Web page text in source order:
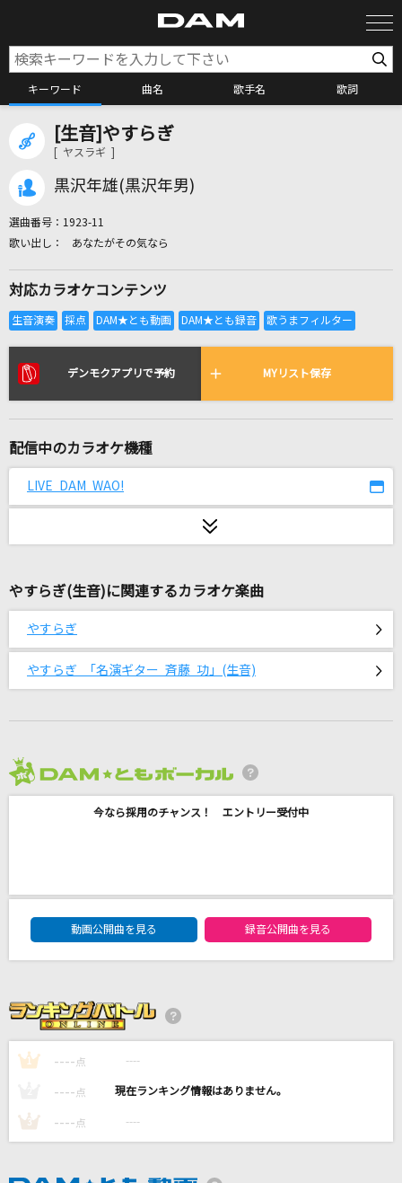
キーワード 曲名 歌手名 歌詞
カラオケ検索
カラオケ店舗検索
全国りれき
リアルタイムで歌われている曲の一覧
ultra soul
flower
Story
n-buna feat.初音ミク
[プロオケ]ごめんね…
優しい彗星
もっと見る
[生音]やすらぎ
[ ヤスラギ ]
黒沢年雄(黒沢年男)
選曲番号： 1923-11
あなたがその気なら
対応カラオケコンテンツ
デンモクアプリで予約 MYリスト保存
配信中のカラオケ機種
LIVE DAM WAO!
やすらぎ(生音)に関連するカラオケ楽曲
やすらぎ
やすらぎ 「名演ギター 斉藤 功」(生音)
今なら採用のチャンス！ エントリー受付中
DAM★ともボーカルエントリーランキング
動画公開曲を見る
録音公開曲を見る
1 ---- 点 ----
---- 点 ----
3 ---- 点 ----